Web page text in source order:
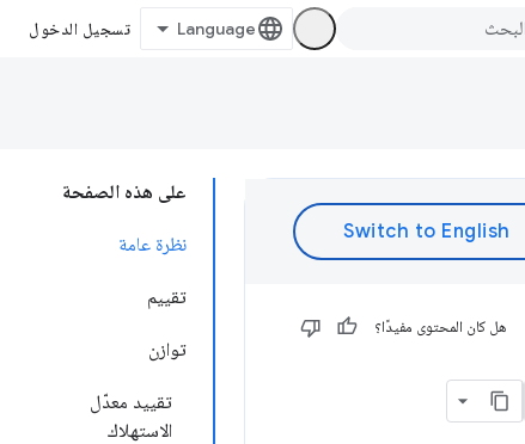
تسجيل الدخول
على هذه الصفحة
نظرة عامة
تقييم
توازن
تقييد معدّل
الاستهلاك
هل كان المحتوى مفيدًا؟